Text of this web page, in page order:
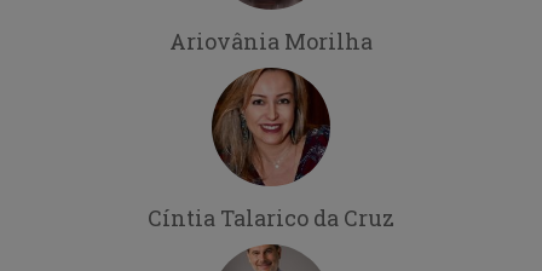
Ariovânia Morilha
Cíntia Talarico da Cruz